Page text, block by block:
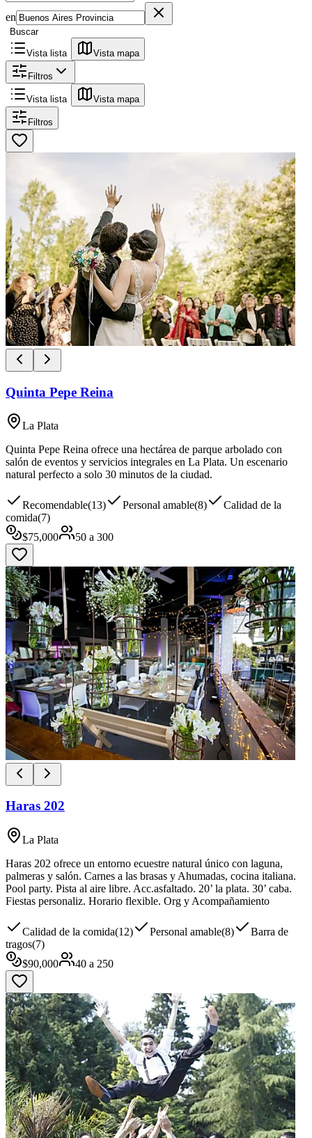
en
Buscar
Vista lista Vista mapa
Filtros
Vista lista Vista mapa
Filtros
Quinta Pepe Reina
La Plata
Quinta Pepe Reina ofrece una hectárea de parque arbolado con
salón de eventos y servicios integrales en La Plata. Un escenario
natural perfecto a solo 30 minutos de la ciudad.
Recomendable(13) Personal amable(8)
Calidad de la
comida(7)
$75,000 50 a 300
Haras 202
La Plata
Haras 202 ofrece un entorno ecuestre natural único con laguna,
palmeras y salón. Carnes a las brasas y Ahumadas, cocina italiana.
Pool party. Pista al aire libre. Acc.asfaltado. 20’ la plata. 30’ caba.
Fiestas personaliz. Horario flexible. Org y Acompañamiento
Calidad de la comida(12) Personal amable(8)
Barra de
tragos(7)
$90,000 40 a 250